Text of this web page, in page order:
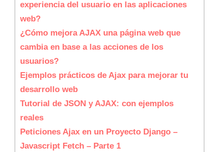
experiencia del usuario en las aplicaciones
web?
¿Cómo mejora AJAX una página web que
cambia en base a las acciones de los
usuarios?
Ejemplos prácticos de Ajax para mejorar tu
desarrollo web
Tutorial de JSON y AJAX: con ejemplos
reales
Peticiones Ajax en un Proyecto Django –
Javascript Fetch – Parte 1